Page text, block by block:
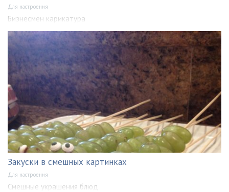
Для настроения
Бизнесмен карикатура
Закуски в смешных картинках
Для настроения
Смешные украшения блюд